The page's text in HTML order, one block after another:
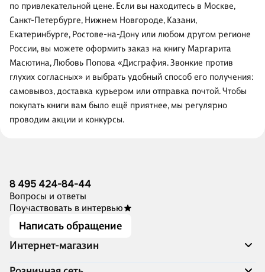
по привлекательной цене. Если вы находитесь в Москве,
Санкт-Петербурге, Нижнем Новгороде, Казани,
Екатеринбурге, Ростове-на-Дону или любом другом регионе
России, вы можете оформить заказ на книгу Маргарита
Масютина, Любовь Попова «Дисграфия. Звонкие против
глухих согласных» и выбрать удобный способ его получения:
самовывоз, доставка курьером или отправка почтой. Чтобы
покупать книги вам было ещё приятнее, мы регулярно
проводим акции и конкурсы.
8 495 424-84-44
Вопросы и ответы
Поучаствовать в интервью
Написать обращение
Интернет-магазин
Акции